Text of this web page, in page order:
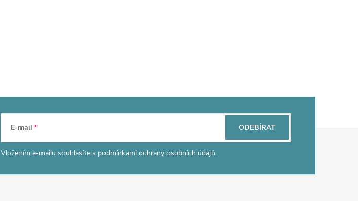
E-mail
Vložením e-mailu souhlasíte s podmínkami ochrany osobních údajů
ODEBÍRAT